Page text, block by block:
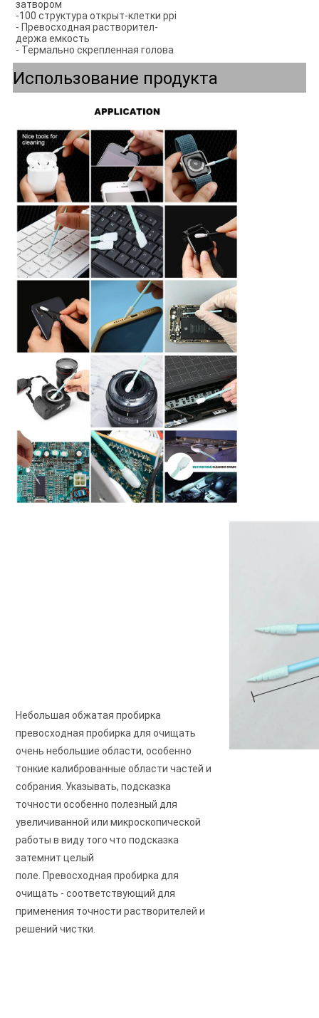
затвором
-100 структура открыт-клетки ppi
- Превосходная растворител-
держа емкость
- Термально скрепленная голова
Использование продукта
Небольшая обжатая пробирка
превосходная пробирка для очищать
очень небольшие области, особенно
тонкие калиброванные области частей и
собрания. Указывать, подсказка
точности особенно полезный для
увеличиванной или микроскопической
работы в виду того что подсказка
затемнит целый
поле. Превосходная пробирка для
очищать - соответствующий для
применения точности растворителей и
решений чистки.